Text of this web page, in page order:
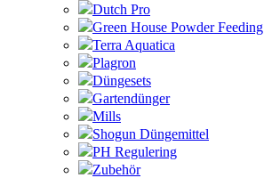
Dutch Pro
Green House Powder Feeding
Terra Aquatica
Plagron
Düngesets
Gartendünger
Mills
Shogun Düngemittel
PH Regulering
Zubehör